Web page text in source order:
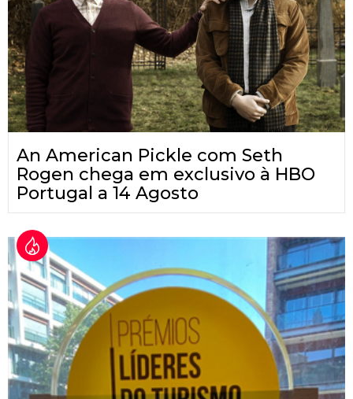
An American Pickle com Seth
Rogen chega em exclusivo à HBO
Portugal a 14 Agosto